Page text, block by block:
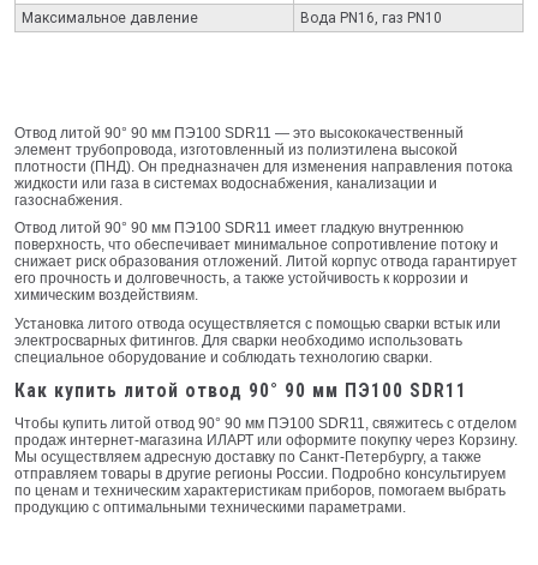
Максимальное давление
Вода PN16, газ PN10
Отвод литой 90° 90 мм ПЭ100 SDR11 — это высококачественный
элемент трубопровода, изготовленный из полиэтилена высокой
плотности (ПНД). Он предназначен для изменения направления потока
жидкости или газа в системах водоснабжения, канализации и
газоснабжения.
Отвод литой 90° 90 мм ПЭ100 SDR11 имеет гладкую внутреннюю
поверхность, что обеспечивает минимальное сопротивление потоку и
снижает риск образования отложений. Литой корпус отвода гарантирует
его прочность и долговечность, а также устойчивость к коррозии и
химическим воздействиям.
Установка литого отвода осуществляется с помощью сварки встык или
электросварных фитингов. Для сварки необходимо использовать
специальное оборудование и соблюдать технологию сварки.
Как купить литой отвод 90° 90 мм ПЭ100 SDR11
Чтобы купить литой отвод 90° 90 мм ПЭ100 SDR11, свяжитесь с отделом
продаж интернет-магазина ИЛАРТ или оформите покупку через Корзину.
Мы осуществляем адресную доставку по Санкт-Петербургу, а также
отправляем товары в другие регионы России. Подробно консультируем
по ценам и техническим характеристикам приборов, помогаем выбрать
продукцию с оптимальными техническими параметрами.